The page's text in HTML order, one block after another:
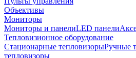
Объективы
Мониторы
Мониторы и панелиLED панели
Тепловизионное оборудование
Стационарные тепловизорыРучные
тепловизоры